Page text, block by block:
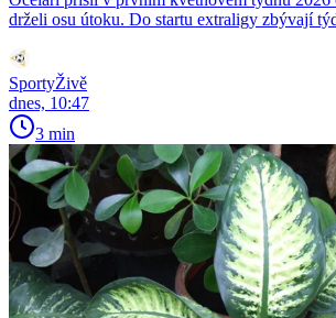
drželi osu útoku. Do startu extraligy zbývají
SportyŽivě
dnes, 10:47
3 min